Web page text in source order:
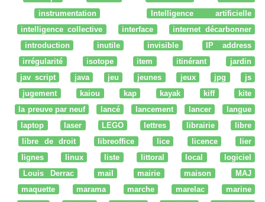
instrumentation
Intelligence artificielle
intelligence collective
interface
internet décarbonner
introduction
inutile invisible
IP address
irrégularité
isotope item itinérant
jardin
jav script
java jeu jeunes jeux jpg
js
jugement
kaiou kap kayak kiff
kite
la preuve par neuf
lancé lancement lancer
langue
laptop
laser LEGO lettres librairie
libre
libre de droit
libreoffice lice licence
lier
lignes
linux liste littoral local
logiciel
Louis Derrac
mail mairie maison
MAJ
maquette
marama marche marelac
marine